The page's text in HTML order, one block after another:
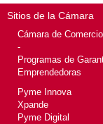
Sitios de la Cámara
Cámara de
-
Programas de
Emprendedoras
Pyme Innova
Xpande
Pyme Digital